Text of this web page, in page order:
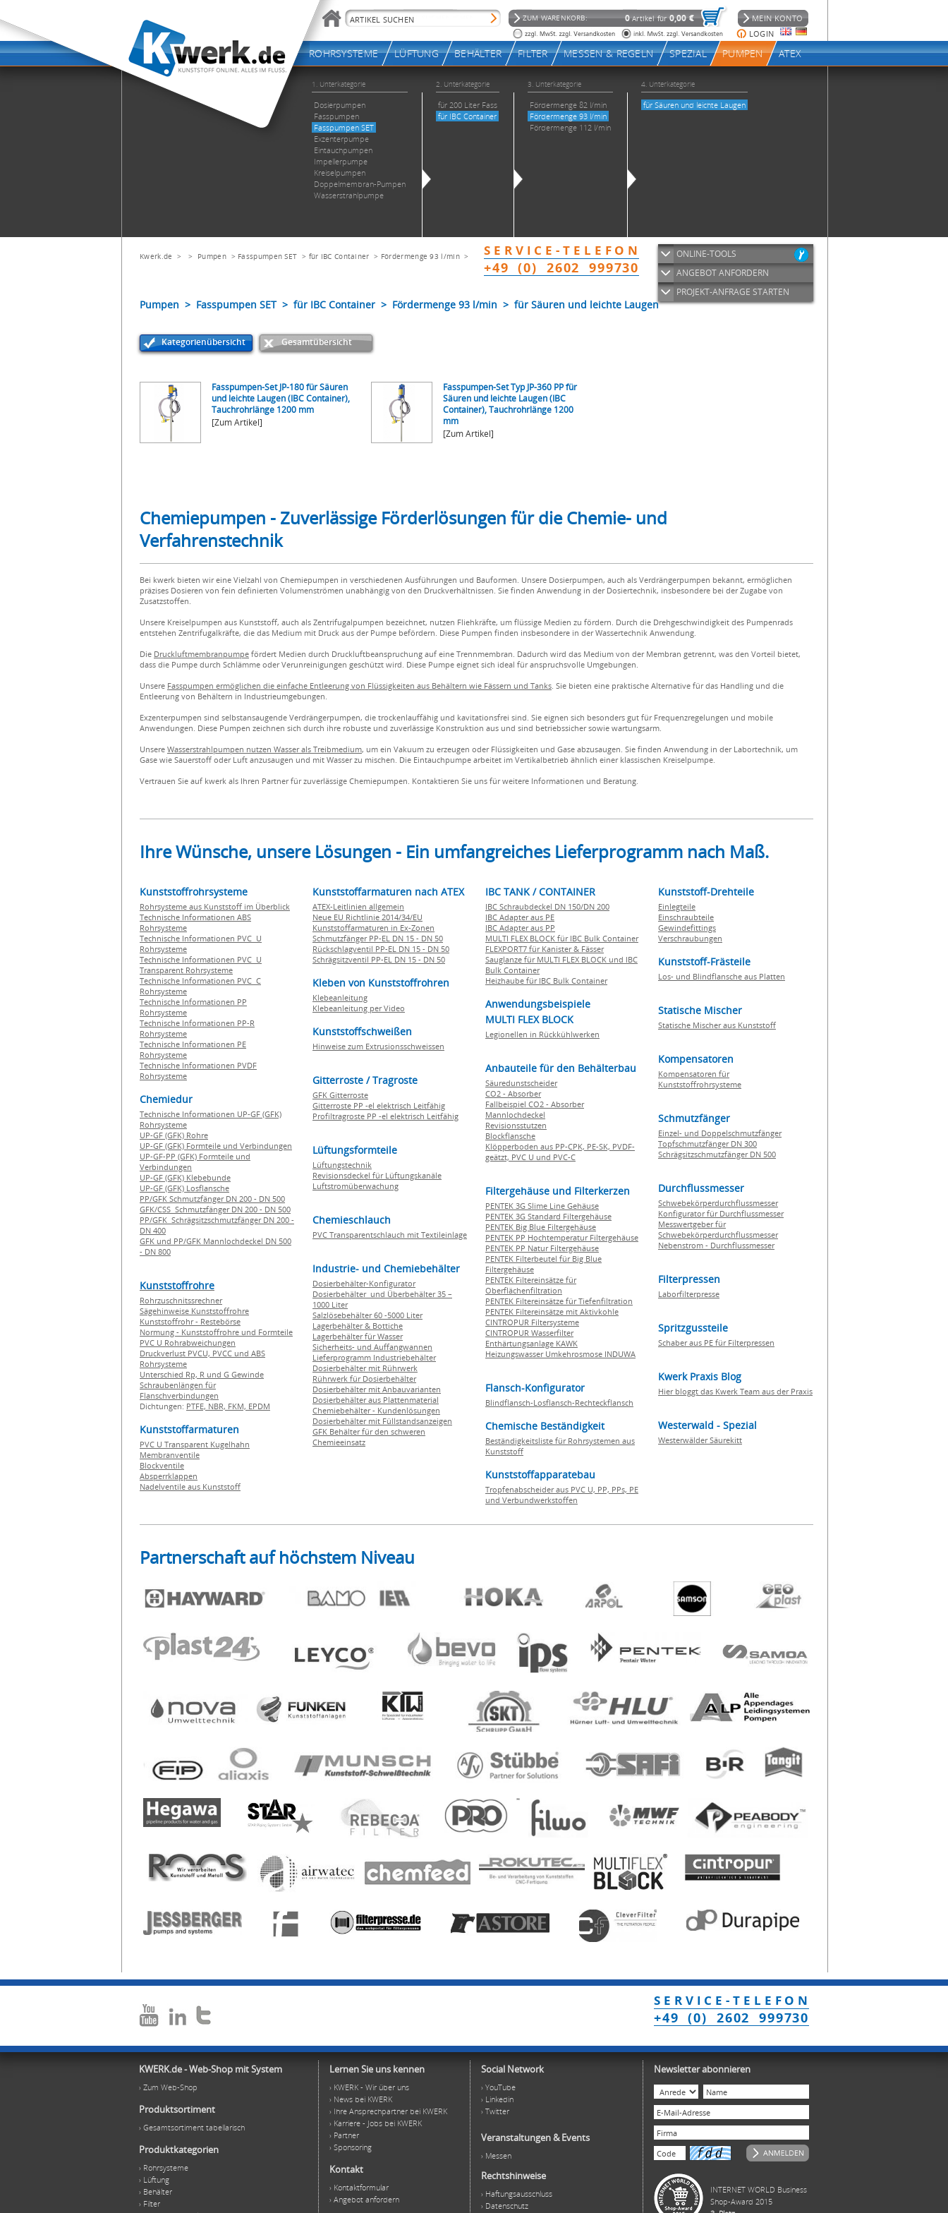
Kwerk.de > > Pumpen> Fasspumpen SET > für IBC Container > Fördermenge 93 l/min>
Pumpen > Fasspumpen SET > für IBC Container > Fördermenge 93 l/min > für Säuren und leichte Laugen
Kategorienübersicht Gesamtübersicht
Fasspumpen-Set JP-180 für Säuren
und leichte Laugen (IBC Container),
Tauchrohrlänge 1200 mm
[Zum Artikel]
Fasspumpen-Set Typ JP-360 PP für
Säuren und leichte Laugen (IBC
Container), Tauchrohrlänge 1200
mm
[Zum Artikel]
Chemiepumpen - Zuverlässige Förderlösungen für die Chemie- und
Verfahrenstechnik
Bei kwerk bieten wir eine Vielzahl von Chemiepumpen in verschiedenen Ausführungen und Bauformen. Unsere Dosierpumpen, auch als Verdrängerpumpen bekannt, ermöglichen
präzises Dosieren von fein definierten Volumenströmen unabhängig von den Druckverhältnissen. Sie finden Anwendung in der Dosiertechnik, insbesondere bei der Zugabe von
Zusatzstoffen.
Unsere Kreiselpumpen aus Kunststoff, auch als Zentrifugalpumpen bezeichnet, nutzen Fliehkräfte, um flüssige Medien zu fördern. Durch die Drehgeschwindigkeit des Pumpenrads
entstehen Zentrifugalkräfte, die das Medium mit Druck aus der Pumpe befördern. Diese Pumpen finden insbesondere in der Wassertechnik Anwendung.
Die Druckluftmembranpumpe fördert Medien durch Druckluftbeanspruchung auf eine Trennmembran. Dadurch wird das Medium von der Membran getrennt, was den Vorteil bietet,
dass die Pumpe durch Schlämme oder Verunreinigungen geschützt wird. Diese Pumpe eignet sich ideal für anspruchsvolle Umgebungen.
Unsere Fasspumpen ermöglichen die einfache Entleerung von Flüssigkeiten aus Behältern wie Fässern und Tanks. Sie bieten eine praktische Alternative für das Handling und die
Entleerung von Behältern in Industrieumgebungen.
Exzenterpumpen sind selbstansaugende Verdrängerpumpen, die trockenlauffähig und kavitationsfrei sind. Sie eignen sich besonders gut für Frequenzregelungen und mobile
Anwendungen. Diese Pumpen zeichnen sich durch ihre robuste und zuverlässige Konstruktion aus und sind betriebssicher sowie wartungsarm.
Unsere Wasserstrahlpumpen nutzen Wasser als Treibmedium, um ein Vakuum zu erzeugen oder Flüssigkeiten und Gase abzusaugen. Sie finden Anwendung in der Labortechnik, um
Gase wie Sauerstoff oder Luft anzusaugen und mit Wasser zu mischen. Die Eintauchpumpe arbeitet im Vertikalbetrieb ähnlich einer klassischen Kreiselpumpe.
Vertrauen Sie auf kwerk als Ihren Partner für zuverlässige Chemiepumpen. Kontaktieren Sie uns für weitere Informationen und Beratung.
Ihre Wünsche, unsere Lösungen - Ein umfangreiches Lieferprogramm nach Maß.
Kunststoffrohrsysteme
Rohrsysteme aus Kunststoff im Überblick
Technische Informationen ABS
Rohrsysteme
Technische Informationen PVC U
Rohrsysteme
Technische Informationen PVC U
Transparent Rohrsysteme
Technische Informationen PVC C
Rohrsysteme
Technische Informationen PP
Rohrsysteme
Technische Informationen PP-R
Rohrsysteme
Technische Informationen PE
Rohrsysteme
Technische Informationen PVDF
Rohrsysteme
Chemiedur
Technische Informationen UP-GF (GFK)
Rohrsysteme
UP-GF (GFK) Rohre
UP-GF (GFK) Formteile und Verbindungen
UP-GF-PP (GFK) Formteile und
Verbindungen
UP-GF (GFK) Klebebunde
UP-GF (GFK) Losflansche
PP/GFK Schmutzfänger DN 200 - DN 500
GFK/CSS Schmutzfänger DN 200 - DN 500
PP/GFK Schrägsitzschmutzfänger DN 200 -
DN 400
GFK und PP/GFK Mannlochdeckel DN 500
- DN 800
Kunststoffrohre
Rohrzuschnitssrechner
Sägehinweise Kunststoffrohre
Kunststoffrohr - Restebörse
Normung - Kunststoffrohre und Formteile
PVC U Rohrabweichungen
Druckverlust PVCU, PVCC und ABS
Rohrsysteme
Unterschied Rp, R und G Gewinde
Schraubenlängen für
Flanschverbindungen
Dichtungen: PTFE, NBR, FKM, EPDM
Kunststoffarmaturen
PVC U Transparent Kugelhahn
Membranventile
Blockventile
Absperrklappen
Nadelventile aus Kunststoff
Kunststoffarmaturen nach ATEX
ATEX-Leitlinien allgemein
Neue EU Richtlinie 2014/34/EU
Kunststoffarmaturen in Ex-Zonen
Schmutzfänger PP-EL DN 15 - DN 50
Rückschlagventil PP-EL DN 15 - DN 50
Schrägsitzventil PP-EL DN 15 - DN 50
Kleben von Kunststoffrohren
Klebeanleitung
Klebeanleitung per Video
Kunststoffschweißen
Hinweise zum Extrusionsschweissen
Gitterroste / Tragroste
GFK Gitterroste
Gitterroste PP -el elektrisch Leitfähig
Profiltragroste PP -el elektrisch Leitfähig
Lüftungsformteile
Lüftungstechnik
Revisionsdeckel für Lüftungskanäle
Luftstromüberwachung
Chemieschlauch
PVC Transparentschlauch mit Textileinlage
Industrie- und Chemiebehälter
Dosierbehälter-Konfigurator
Dosierbehälter und Überbehälter 35 –
1000 Liter
Salzlösebehälter 60 -5000 Liter
Lagerbehälter & Bottiche
Lagerbehälter für Wasser
Sicherheits- und Auffangwannen
Lieferprogramm Industriebehälter
Dosierbehälter mit Rührwerk
Rührwerk für Dosierbehälter
Dosierbehälter mit Anbauvarianten
Dosierbehälter aus Plattenmaterial
Chemiebehälter - Kundenlösungen
Dosierbehälter mit Füllstandsanzeigen
GFK Behälter für den schweren
Chemieeinsatz
IBC TANK / CONTAINER
IBC Schraubdeckel DN 150/DN 200
IBC Adapter aus PE
IBC Adapter aus PP
MULTI FLEX BLOCK für IBC Bulk Container
FLEXPORT7 für Kanister & Fässer
Sauglanze für MULTI FLEX BLOCK und IBC
Bulk Container
Heizhaube für IBC Bulk Container
Anwendungsbeispiele
MULTI FLEX BLOCK
Legionellen in Rückkühlwerken
Anbauteile für den Behälterbau
Säuredunstscheider
CO2 - Absorber
Fallbeispiel CO2 - Absorber
Mannlochdeckel
Revisionsstutzen
Blockflansche
Klöpperboden aus PP-CPK, PE-SK, PVDF-
geätzt, PVC U und PVC-C
Filtergehäuse und Filterkerzen
PENTEK 3G Slime Line Gehäuse
PENTEK 3G Standard Filtergehäuse
PENTEK Big Blue Filtergehäuse
PENTEK PP Hochtemperatur Filtergehäuse
PENTEK PP Natur Filtergehäuse
PENTEK Filterbeutel für Big Blue
Filtergehäuse
PENTEK Filtereinsätze für
Oberflächenfiltration
PENTEK Filtereinsätze für Tiefenfiltration
PENTEK Filtereinsätze mit Aktivkohle
CINTROPUR Filtersysteme
CINTROPUR Wasserfilter
Enthärtungsanlage KAWK
Heizungswasser Umkehrosmose INDUWA
Flansch-Konfigurator
Blindflansch-Losflansch-Rechteckflansch
Chemische Beständigkeit
Beständigkeitsliste für Rohrsystemen aus
Kunststoff
Kunststoffapparatebau
Tropfenabscheider aus PVC U, PP, PPs, PE
und Verbundwerkstoffen
Kunststoff-Drehteile
Einlegteile
Einschraubteile
Gewindefittings
Verschraubungen
Kunststoff-Frästeile
Los- und Blindflansche aus Platten
Statische Mischer
Statische Mischer aus Kunststoff
Kompensatoren
Kompensatoren für
Kunststoffrohrsysteme
Schmutzfänger
Einzel- und Doppelschmutzfänger
Topfschmutzfänger DN 300
Schrägsitzschmutzfänger DN 500
Durchflussmesser
Schwebekörperdurchflussmesser
Konfigurator für Durchflussmesser
Messwertgeber für
Schwebekörperdurchflussmesser
Nebenstrom - Durchflussmesser
Filterpressen
Laborfilterpresse
Spritzgussteile
Schaber aus PE für Filterpressen
Kwerk Praxis Blog
Hier bloggt das Kwerk Team aus der Praxis
Westerwald - Spezial
Westerwälder Säurekitt
Partnerschaft auf höchstem Niveau
ONLINE-TOOLS
ANGEBOT ANFORDERN
PROJEKT-ANFRAGE STARTEN